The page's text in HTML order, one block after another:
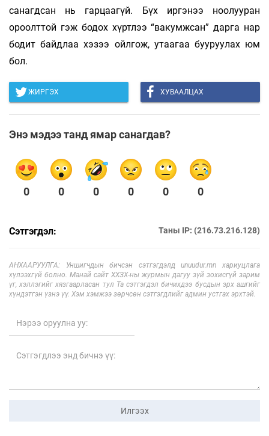
санагдсан нь гарцаагүй. Бүх иргэнээ ноолууран
ороолттой гэж бодох хүртлээ “вакумжсан” дарга нар
бодит байдлаа хэзээ ойлгож, утаагаа бууруулах юм
бол.
ЖИРГЭХ ХУВААЛЦАХ
Энэ мэдээ танд ямар санагдав?
0 0 0 0 0 0
Сэтгэгдэл: Таны IP: (216.73.216.128)
АНХААРУУЛГА: Уншигчдын бичсэн сэтгэгдэлд unuudur.mn хариуцлага
хүлээхгүй болно. Манай сайт ХХЗХ-ны журмын дагуу зүй зохисгүй зарим
үг, хэллэгийг хязгаарласан тул Та сэтгэгдэл бичихдээ бусдын эрх ашгийг
хүндэтгэн үзнэ үү. Хэм хэмжээ зөрчсөн сэтгэгдлийг админ устгах эрхтэй.
Илгээх